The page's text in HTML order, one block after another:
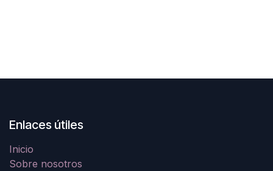
Enlaces útiles
Inicio
Sobre nosotros